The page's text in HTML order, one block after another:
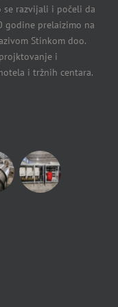
se razvijali i počeli da
godine prelaizimo na
Stinkom doo.
i
i tržnih centara.